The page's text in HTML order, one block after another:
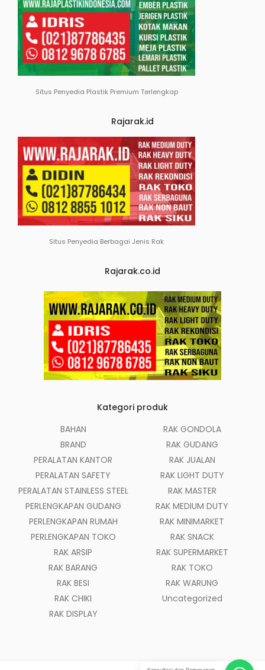
Situs Penyedia Plastik Premium Terlengkap
Rajarak.id
Situs Penyedia Berbagai Jenis Rak
Rajarak.co.id
Kategori produk
BAHAN
BRAND
PERALATAN KANTOR
PERALATAN SAFETY
PERALATAN STAINLESS STEEL
PERLENGKAPAN GUDANG
PERLENGKAPAN RUMAH
PERLENGKAPAN TOKO
RAK ARSIP
RAK BARANG
RAK BESI
RAK CHIKI
RAK DISPLAY
RAK GONDOLA
RAK GUDANG
RAK JUALAN
RAK LIGHT DUTY
RAK MASTER
RAK MEDIUM DUTY
RAK MINIMARKET
RAK SNACK
RAK SUPERMARKET
RAK TOKO
RAK WARUNG
Uncategorized